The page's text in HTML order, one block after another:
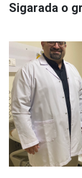
Sigarada o